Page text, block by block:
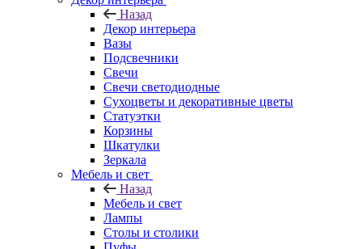
Назад
Декор интерьера
Вазы
Подсвечники
Свечи
Свечи светодиодные
Сухоцветы и декоративные цветы
Статуэтки
Корзины
Шкатулки
Зеркала
Мебель и свет
Назад
Мебель и свет
Лампы
Столы и столики